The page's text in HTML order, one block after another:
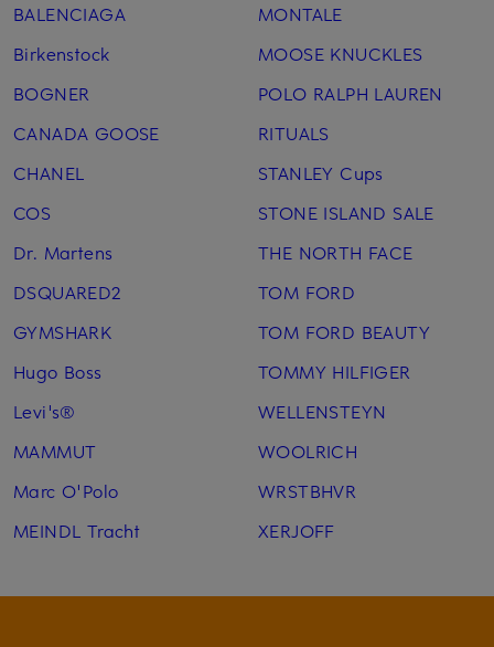
BALENCIAGA
Birkenstock
BOGNER
CANADA GOOSE
CHANEL
COS
Dr. Martens
DSQUARED2
GYMSHARK
Hugo Boss
Levi's®
MAMMUT
Marc O'Polo
MEINDL Tracht
MONTALE
MOOSE KNUCKLES
POLO RALPH LAUREN
RITUALS
STANLEY Cups
STONE ISLAND SALE
THE NORTH FACE
TOM FORD
TOM FORD BEAUTY
TOMMY HILFIGER
WELLENSTEYN
WOOLRICH
WRSTBHVR
XERJOFF